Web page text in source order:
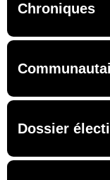
Chroniques
Dossier